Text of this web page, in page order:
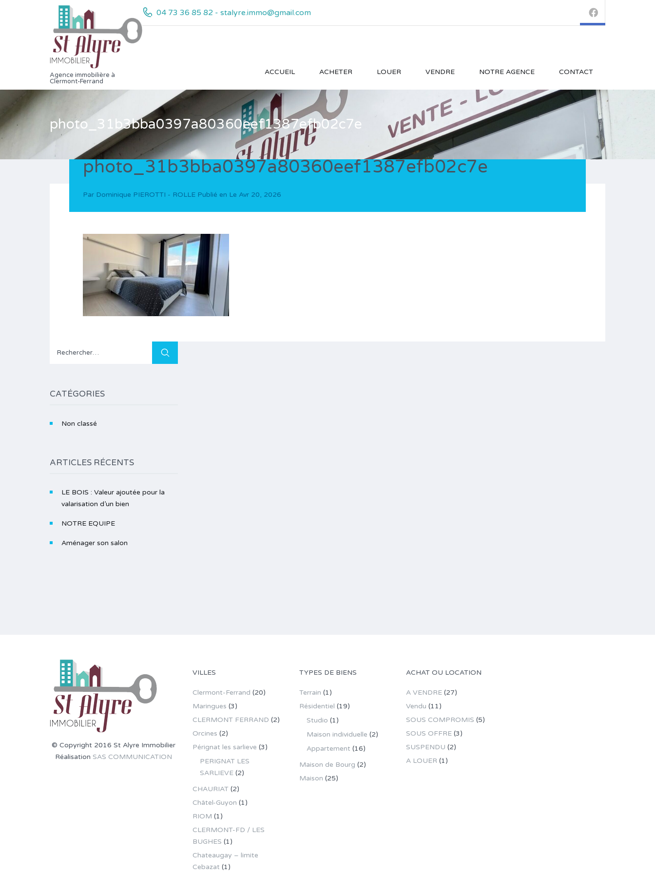
Agence immobilière à
Clermont-Ferrand
04 73 36 85 82 - stalyre.immo@gmail.com
ACCUEIL ACHETER LOUER VENDRE NOTRE AGENCE CONTACT
photo_31b3bba0397a80360eef1387efb02c7e
photo_31b3bba0397a80360eef1387efb02c7e
Par Dominique PIEROTTI - ROLLE Publié en Le Avr 20, 2026
Rechercher :
CATÉGORIES
Non classé
ARTICLES RÉCENTS
LE BOIS : Valeur ajoutée pour la
valarisation d’un bien
NOTRE EQUIPE
Aménager son salon
© Copyright 2016 St Alyre Immobilier
Réalisation SAS COMMUNICATION
VILLES
Clermont-Ferrand (20)
Maringues (3)
CLERMONT FERRAND (2)
Orcines (2)
Pérignat les sarlieve (3)
PERIGNAT LES
SARLIEVE(2)
CHAURIAT(2)
Châtel-Guyon (1)
RIOM (1)
CLERMONT-FD / LES
BUGHES (1)
Chateaugay – limite
Cebazat (1)
TYPES DE BIENS
Terrain (1)
Résidentiel (19)
Studio (1)
Maison individuelle (2)
Appartement (16)
Maison de Bourg (2)
Maison (25)
ACHAT OU LOCATION
A VENDRE (27)
Vendu (11)
SOUS COMPROMIS (5)
SOUS OFFRE (3)
SUSPENDU (2)
A LOUER (1)